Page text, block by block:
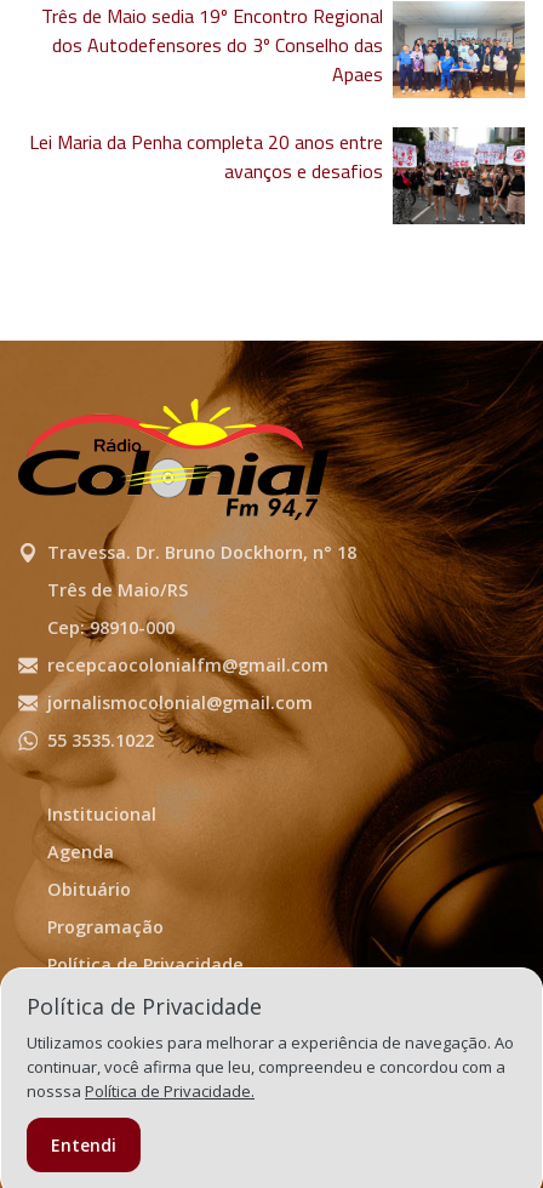
Três de Maio sedia 19º Encontro Regional
dos Autodefensores do 3º Conselho das
Apaes
Lei Maria da Penha completa 20 anos entre
avanços e desafios
Travessa. Dr. Bruno Dockhorn, n° 18
Três de Maio/RS
Cep: 98910-000
recepcaocolonialfm@gmail.com
jornalismocolonial@gmail.com
55 3535.1022
Institucional
Agenda
Obituário
Programação
Política de Privacidade
Termos de Uso
Política de Privacidade
Utilizamos cookies para melhorar a experiência de navegação. Ao
continuar, você afirma que leu, compreendeu e concordou com a
nosssa Política de Privacidade.
Entendi